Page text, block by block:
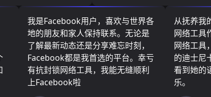
我是Facebook用户，喜欢与世界各
地的朋友和家人保持联系。无论是
了解最新动态还是分享难忘时刻，
Facebook都是我首选的平台。幸亏
有抗封锁网络工具，我能无缝顺利
上Facebook啦
从抚养我
网络工具
网络工具
的迪士尼
看到她的
乐。